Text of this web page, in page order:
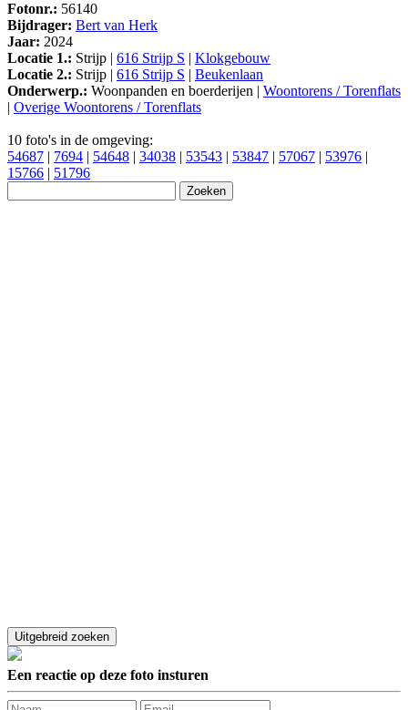
Fotonr.: 56140
Bijdrager: Bert van Herk
Jaar: 2024
Locatie 1.: Strijp | 616 Strijp S | Klokgebouw
Locatie 2.: Strijp | 616 Strijp S | Beukenlaan
Onderwerp.: Woonpanden en boerderijen | Woontorens / Torenflats
| Overige Woontorens / Torenflats
10 foto's in de omgeving:
54687 | 7694 | 54648 | 34038 | 53543 | 53847 | 57067 | 53976 |
15766 | 51796
Een reactie op deze foto insturen